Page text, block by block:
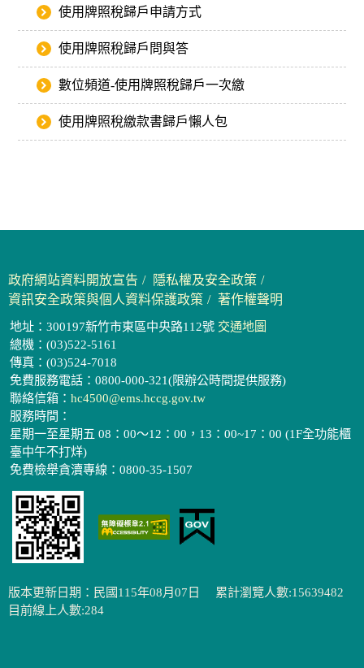
使用牌照稅歸戶申請方式
使用牌照稅歸戶問與答
數位頻道-使用牌照稅歸戶一次繳
使用牌照稅繳款書歸戶懶人包
政府網站資料開放宣告
隱私權及安全政策
資訊安全政策與個人資料保護政策
著作權聲明
地址：300197新竹市東區中央路112號 交通地圖
總機：(03)522-5161
傳真：(03)524-7018
免費服務電話：0800-000-321(限辦公時間提供服務)
聯絡信箱： hc4500@ems.hccg.gov.tw
服務時間：
星期一至星期五 08：00～12：00，13：00~17：00 (1F全功能櫃
臺中午不打烊)
免費檢舉貪瀆專線：0800-35-1507
版本更新日期：民國115年08月07日
累計瀏覽人數:15639482
目前線上人數:284